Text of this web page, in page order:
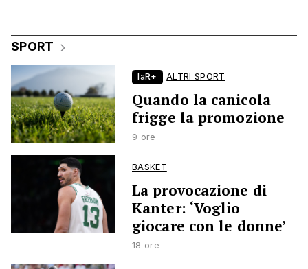
SPORT
laR+ ALTRI SPORT
Quando la canicola
frigge la promozione
9 ore
BASKET
La provocazione di
Kanter: ‘Voglio
giocare con le donne’
18 ore